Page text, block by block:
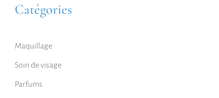
Catégories
Maquillage
Soin de visage
Parfums